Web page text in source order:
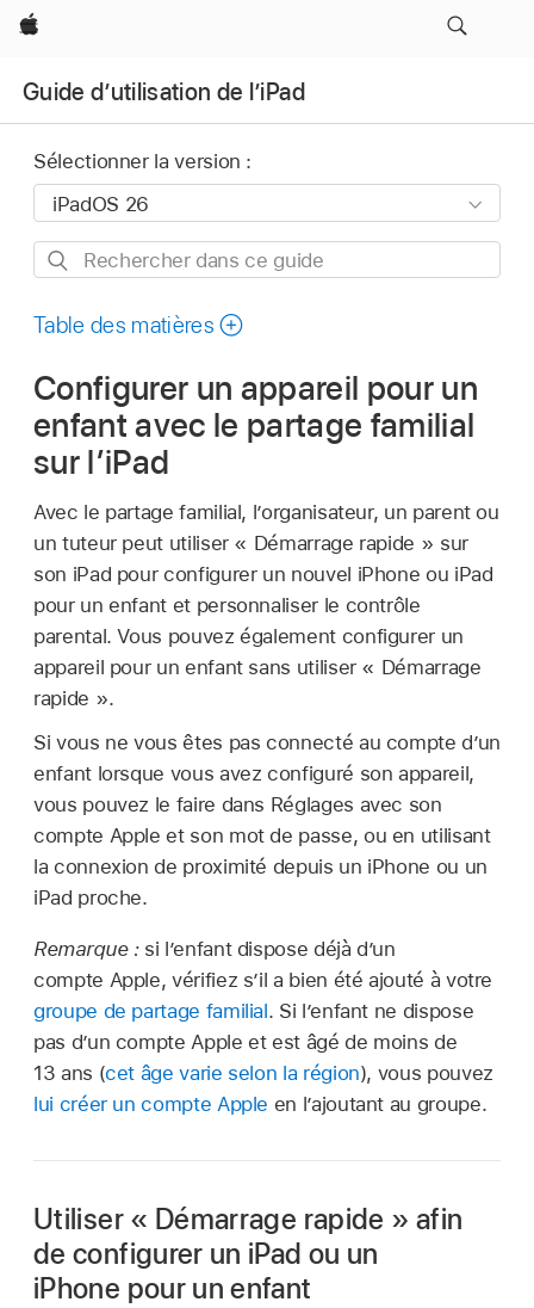
Apple
Guide d’utilisation de l’iPad
Sélectionner la version :
Rechercher
ce
Table des matières
Configurer un appareil pour un
enfant avec le partage familial
sur l’iPad
Avec le partage familial, l’organisateur, un parent ou
un tuteur peut utiliser « Démarrage rapide » sur
son iPad pour configurer un nouvel iPhone ou iPad
pour un enfant et personnaliser le contrôle
parental. Vous pouvez également configurer un
appareil pour un enfant sans utiliser « Démarrage
rapide ».
Si vous ne vous êtes pas connecté au compte d’un
enfant lorsque vous avez configuré son appareil,
vous pouvez le faire dans Réglages avec son
compte Apple et son mot de passe, ou en utilisant
la connexion de proximité depuis un iPhone ou un
iPad proche.
Remarque : si l’enfant dispose déjà d’un
compte Apple, vérifiez s’il a bien été ajouté à votre
groupe de partage familial. Si l’enfant ne dispose
pas d’un compte Apple et est âgé de moins de
13 ans (cet âge varie selon la région), vous pouvez
lui créer un compte Apple en l’ajoutant au groupe.
Utiliser « Démarrage rapide » afin
de configurer un iPad ou un
iPhone pour un enfant